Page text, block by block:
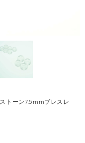
トーン7.5mmブレスレ